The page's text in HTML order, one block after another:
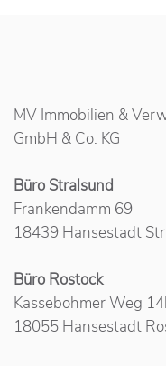
MV Immobilien &
GmbH & Co. KG
Büro Stralsund
Frankendamm 69
18439 Hansestadt
Büro Rostock
Kassebohmer Weg
18055 Hansestadt